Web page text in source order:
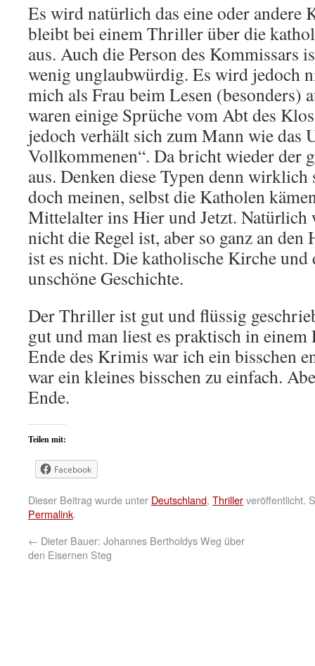
Es wird natürlich das eine oder andere
bleibt bei einem Thriller über die
aus. Auch die Person des Kommissars
wenig unglaubwürdig. Es wird jedoch
mich als Frau beim Lesen (besonders)
waren einige Sprüche vom Abt des
jedoch verhält sich zum Mann wie das
Vollkommenen“. Da bricht wieder der
aus. Denken diese Typen denn wirklich
doch meinen, selbst die Katholen
Mittelalter ins Hier und Jetzt. Natürlich
nicht die Regel ist, aber so ganz an den
ist es nicht. Die katholische Kirche und
unschöne Geschichte.
Der Thriller ist gut und flüssig
gut und man liest es praktisch in einem
Ende des Krimis war ich ein bisschen
war ein kleines bisschen zu einfach.
Ende.
Teilen mit:
Facebook
Dieser Beitrag wurde unter Deutschland, Thrillerveröffentlicht.
Permalink.
← Dieter Bauer: Johannes Bertholdys Weg über
den Eisernen Steg